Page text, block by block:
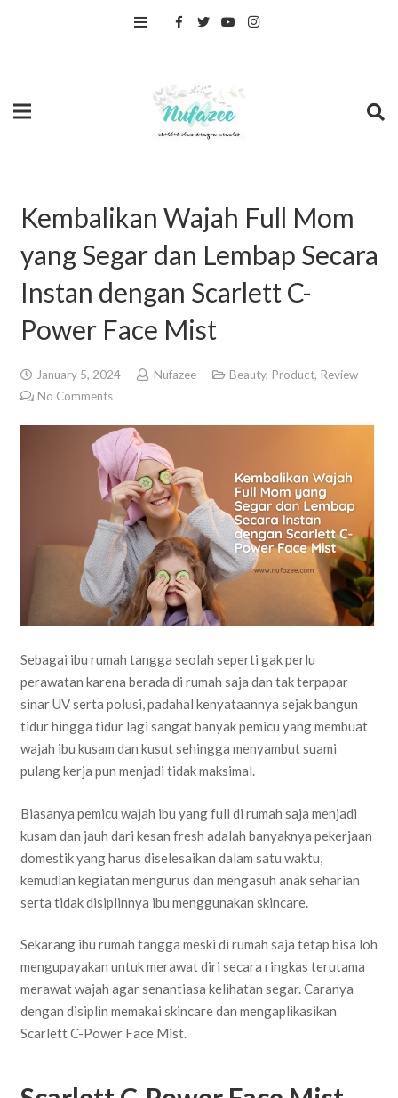
Kembalikan Wajah Full Mom
yang Segar dan Lembap Secara
Instan dengan Scarlett C-
Power Face Mist
January 5, 2024 Nufazee Beauty, Product, Review
No Comments
Sebagai ibu rumah tangga seolah seperti gak perlu
perawatan karena berada di rumah saja dan tak terpapar
sinar UV serta polusi, padahal kenyataannya sejak bangun
tidur hingga tidur lagi sangat banyak pemicu yang membuat
wajah ibu kusam dan kusut sehingga menyambut suami
pulang kerja pun menjadi tidak maksimal.
Biasanya pemicu wajah ibu yang full di rumah saja menjadi
kusam dan jauh dari kesan fresh adalah banyaknya pekerjaan
domestik yang harus diselesaikan dalam satu waktu,
kemudian kegiatan mengurus dan mengasuh anak seharian
serta tidak disiplinnya ibu menggunakan skincare.
Sekarang ibu rumah tangga meski di rumah saja tetap bisa loh
mengupayakan untuk merawat diri secara ringkas terutama
merawat wajah agar senantiasa kelihatan segar. Caranya
dengan disiplin memakai skincare dan mengaplikasikan
Scarlett C-Power Face Mist.